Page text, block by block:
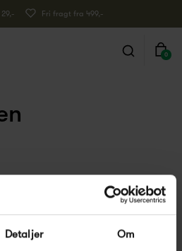
Detaljer Om
Fri fragt fra 499,-
0
lampeproducent, der er kendt
sortiment af danske